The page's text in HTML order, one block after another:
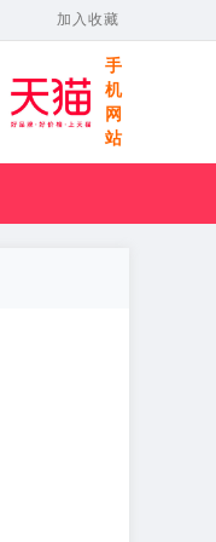
加入收藏
手
机
网
站